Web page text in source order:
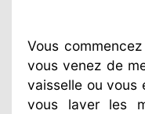
Vous
vous venez de
vaisselle ou vous
vous laver les